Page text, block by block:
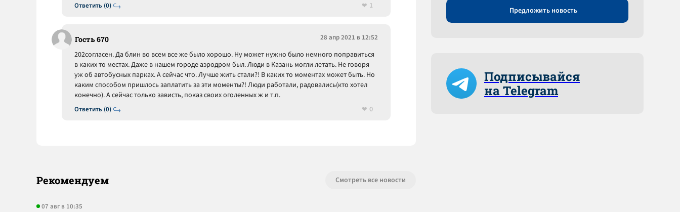
Ответить (0)
1
Гость 670 28 апр 2021 в 12:52
Ответить (0)
202согласен. Да блин во всем все же было хорошо. Ну может нужно было немного поправиться
в каких то местах. Даже в нашем городе аэродром был. Люди в Казань могли летать. Не говоря
уж об автобусных парках. А сейчас что. Лучше жить стали?! В каких то моментах может быть. Но
каким способом пришлось заплатить за эти моменты?! Люди работали, радовались(кто хотел
конечно). А сейчас только зависть, показ своих оголенных ж и т.п.
0
Рекомендуем Смотреть все новости
07 авг в 10:35
Предложить новость
Подписывайся
на Telegram